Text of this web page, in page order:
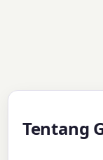
Tentang